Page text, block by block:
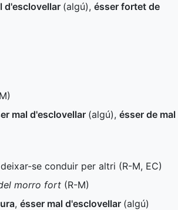
d'esclovellar (algú), ésser fortet de
)
mal d'esclovellar (algú), ésser de mal
se conduir per altri (R-M, EC)
morro fort (R-M)
, ésser mal d'esclovellar (algú)